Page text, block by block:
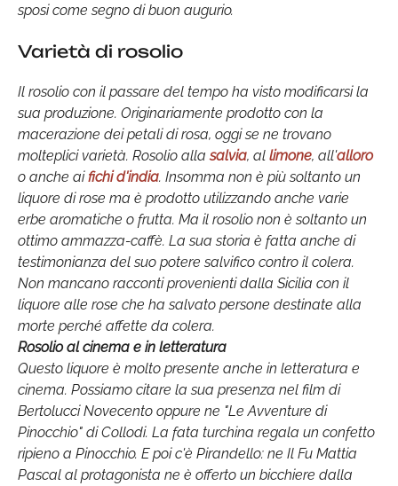
sposi come segno di buon augurio.
Varietà di rosolio
Il rosolio con il passare del tempo ha visto modificarsi la
sua produzione. Originariamente prodotto con la
macerazione dei petali di rosa, oggi se ne trovano
molteplici varietà. Rosolio allasalvia, al limone, all'alloro
o anche aifichi d'india. Insomma non è più soltanto un
liquore di rose ma è prodotto utilizzando anche varie
erbe aromatiche o frutta. Ma il rosolio non è soltanto un
ottimo ammazza-caffè. La sua storia è fatta anche di
testimonianza del suo potere salvifico contro il colera.
Non mancano racconti provenienti dalla Sicilia con il
liquore alle rose che ha salvato persone destinate alla
morte perché affette da colera.
Rosolio al cinema e in letteratura
Questo liquore è molto presente anche in letteratura e
cinema. Possiamo citare la sua presenza nel film di
Bertolucci Novecento oppure ne "Le Avventure di
Pinocchio" di Collodi. La fata turchina regala un confetto
ripieno a Pinocchio. E poi c'è Pirandello: ne Il Fu Mattia
Pascal al protagonista ne è offerto un bicchiere dalla